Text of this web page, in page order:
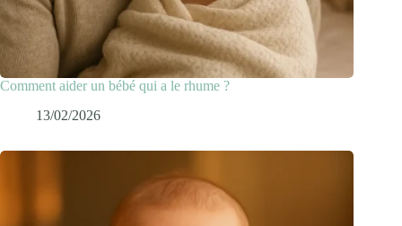
Comment aider un bébé qui a le rhume ?
13/02/2026